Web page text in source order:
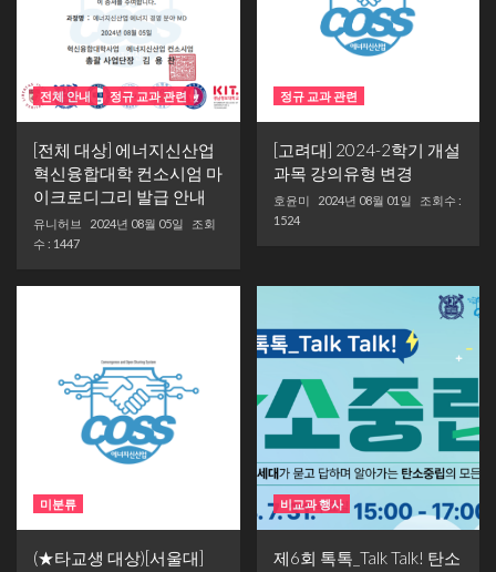
전체 안내 정규 교과 관련
[전체 대상] 에너지신산업
혁신융합대학 컨소시엄 마
이크로디그리 발급 안내
유니허브 2024년 08월 05일
조회
수 : 1447
정규 교과 관련
[고려대] 2024-2학기 개설
과목 강의유형 변경
호윤미 2024년 08월 01일
조회수 :
1524
미분류
(★타교생 대상)[서울대]
비교과 행사
제6회 톡톡_Talk Talk! 탄소